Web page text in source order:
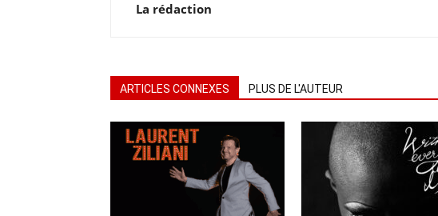
La rédaction
ARTICLES CONNEXES PLUS DE L'AUTEUR